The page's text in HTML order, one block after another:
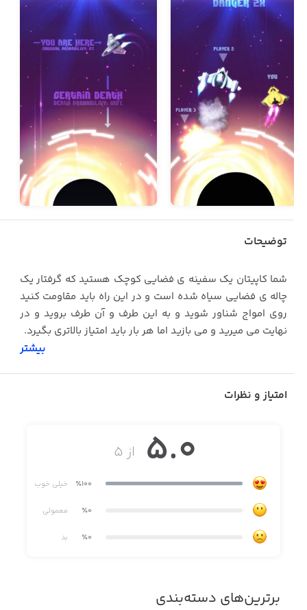
توضیحات
شما کاپیتان یک سفینه ی فضایی کوچک هستید که گرفتار یک
چاله ی فضایی سیاه شده است و در این راه باید مقاومت کنید
روی امواج شناور شوید و به این طرف و آن طرف بروید و در
نهایت می میرید و می بازید اما هر بار باید امتیاز بالاتری بگیرد.
بیشتر
امتیاز و نظرات
از ۵ 5.0
٪100 خیلی خوب
٪0 معمولی
٪0 بد
برترین‌های دسته‌بندی